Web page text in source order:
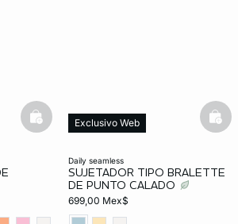
basketfull
daily seamless
SUJETADOR TIPO BRALETTE
DE PUNTO CALADO
699,00 Mex$
Exclusivo Web